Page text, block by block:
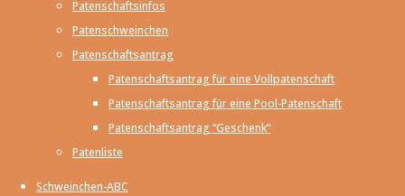
Patenschaftsinfos
Patenschweinchen
Patenschaftsantrag
Patenschaftsantrag für eine Vollpatenschaft
Patenschaftsantrag für eine Pool-Patenschaft
Patenschaftsantrag “Geschenk”
Patenliste
Schweinchen-ABC
Neuigkeiten
7.12.2025
Unser neuer Ratgeber ist da!
Infos...